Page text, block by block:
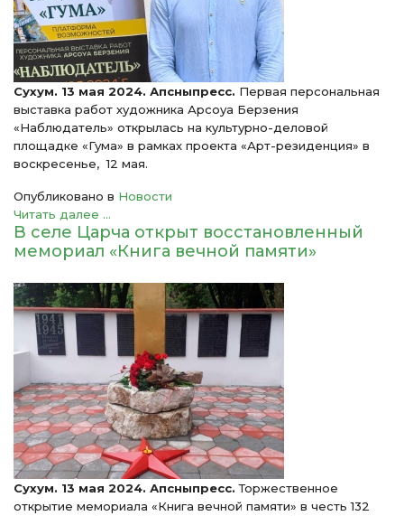
Сухум. 13 мая 2024. Апсныпресс. Первая персональная
выставка работ художника Арсоуа Берзения
«Наблюдатель» открылась на культурно-деловой
площадке «Гума» в рамках проекта «Арт-резиденция» в
воскресенье, 12 мая.
Опубликовано в Новости
Читать далее ...
В селе Царча открыт восстановленный
мемориал «Книга вечной памяти»
Сухум. 13 мая 2024. Апсныпресс. Торжественное
открытие мемориала «Книга вечной памяти» в честь 132